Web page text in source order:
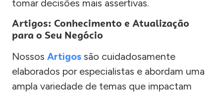
tomar decisões mais assertivas.
Artigos: Conhecimento e Atualização
para o Seu Negócio
Nossos Artigos são cuidadosamente
elaborados por especialistas e abordam uma
ampla variedade de temas que impactam